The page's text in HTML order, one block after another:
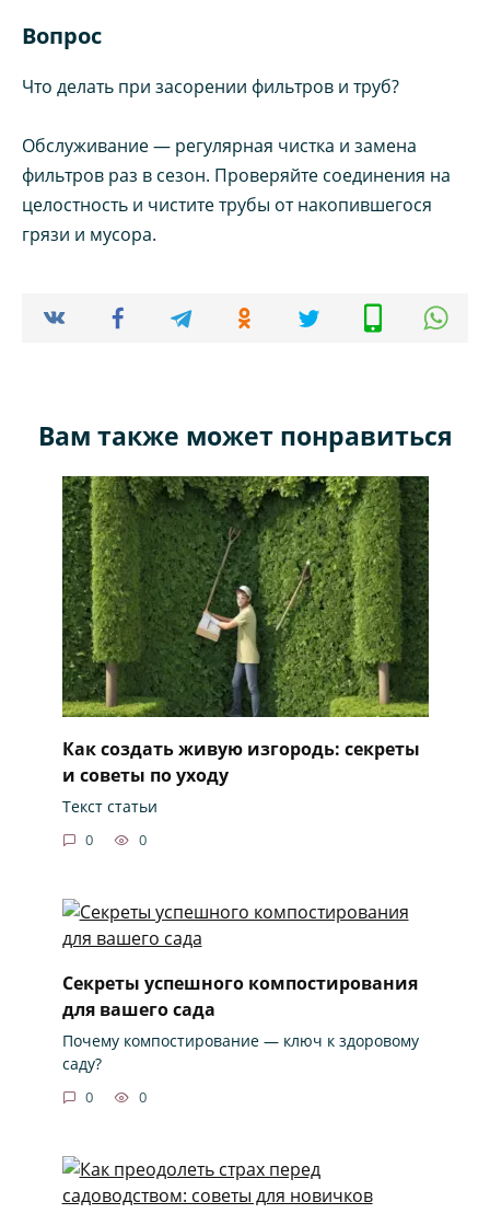
Вопрос
Что делать при засорении фильтров и труб?
Обслуживание — регулярная чистка и замена
фильтров раз в сезон. Проверяйте соединения на
целостность и чистите трубы от накопившегося
грязи и мусора.
Вам также может понравиться
Как создать живую изгородь: секреты
и советы по уходу
Текст статьи
0 0
Секреты успешного компостирования
для вашего сада
Почему компостирование — ключ к здоровому
саду?
0 0